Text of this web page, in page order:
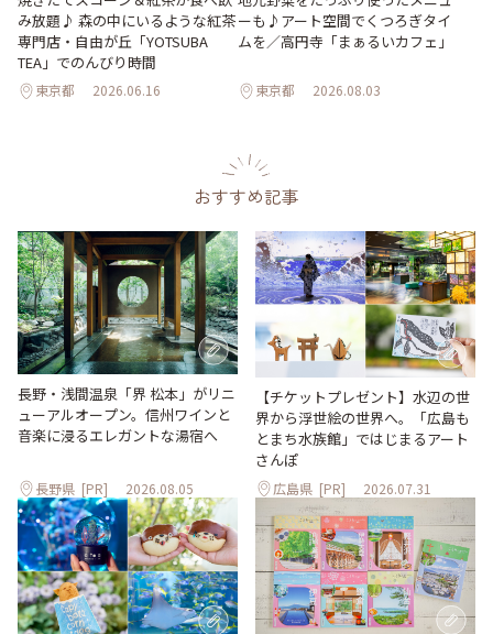
み放題♪ 森の中にいるような紅茶
専門店・自由が丘「YOTSUBA
TEA」でのんびり時間
東京都 2026.06.16
ーも♪アート空間でくつろぎタイ
ムを／高円寺「まぁるいカフェ」
東京都 2026.08.03
おすすめ記事
長野・浅間温泉「界 松本」がリニ
ューアルオープン。信州ワインと
音楽に浸るエレガントな湯宿へ
長野県 [PR] 2026.08.05
【チケットプレゼント】水辺の世
界から浮世絵の世界へ。「広島も
とまち水族館」ではじまるアート
さんぽ
広島県 [PR] 2026.07.31